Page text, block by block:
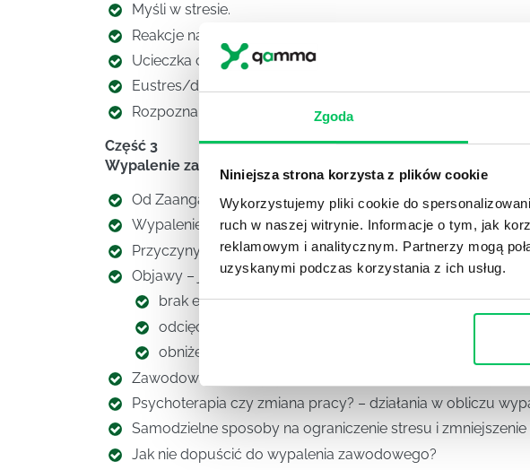
Zgoda
Niniejsza strona korzysta z plików cookie
Wykorzystujemy pliki cookie do
ruch w naszej witrynie. Informacje o tym, jak
reklamowym i analitycznym. Partnerzy mogą
uzyskanymi podczas korzystania z ich usług.
Myśli w stresie.
Reakcje na stres.
Ucieczka czy walka?
Eustres/dystres – Twój próg tolerancji na stres.
Rozpoznanie osobistego wzorca stresu.
Część 3
Wypalenie zawodowe
Od Zaangażowania do Apatii – jak rozpoznać wskaźniki
Wypalenie zawodowe czy depresja?
Przyczyny wypalenia zawodowego?
Objawy – jak diagnozować „burnout”
brak energii
odcięcie od obowiązków i zadań
obniżenie skuteczności zawodowej
Zawodowa grupa ryzyka – kogo najczęściej dotyka
Psychoterapia czy zmiana pracy? – działania w obliczu
Samodzielne sposoby na ograniczenie stresu i
Jak nie dopuścić do wypalenia zawodowego?